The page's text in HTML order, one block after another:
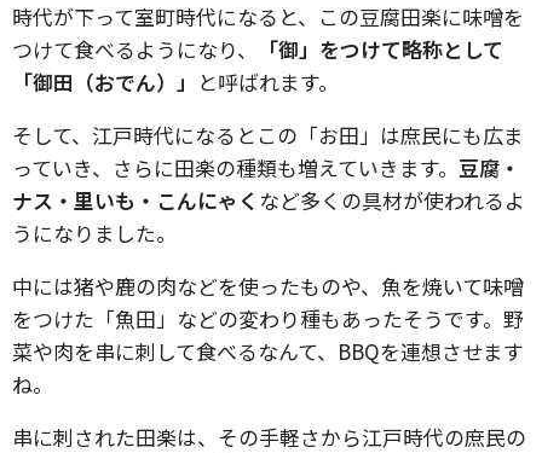
時代が下って室町時代になると、この豆腐田楽に味噌を
つけて食べるようになり、
「御」をつけて略称として
「御田（おでん）」 と呼ばれます。
そして、江戸時代になるとこの「お田」は庶民にも広ま
っていき、さらに田楽の種類も増えていきます。 豆腐・
ナス・里いも・こんにゃく など多くの具材が使われるよ
うになりました。
中には猪や鹿の肉などを使ったものや、魚を焼いて味噌
をつけた「魚田」などの変わり種もあったそうです。野
菜や肉を串に刺して食べるなんて、BBQを連想させます
ね。
串に刺された田楽は、その手軽さから江戸時代の庶民の